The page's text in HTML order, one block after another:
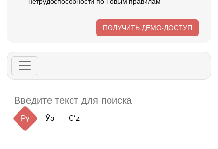
нетрудоспособности по новым правилам
ПОЛУЧИТЬ ДЕМО-ДОСТУП
Ру Ўз Oʻz